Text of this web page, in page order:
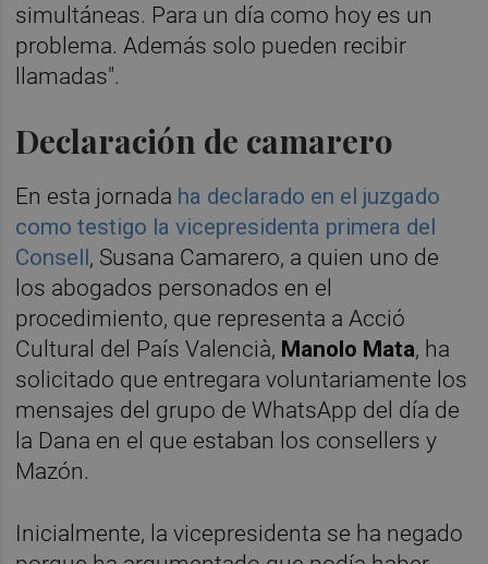
simultáneas. Para un día como hoy es un
problema. Además solo pueden recibir
llamadas".
Declaración de camarero
En esta jornada ha declarado en el juzgado
como testigo la vicepresidenta primera del
Consell, Susana Camarero, a quien uno de
los abogados personados en el
procedimiento, que representa a Acció
Cultural del País Valencià, Manolo Mata, ha
solicitado que entregara voluntariamente los
mensajes del grupo de WhatsApp del día de
la Dana en el que estaban los consellers y
Mazón.
Inicialmente, la vicepresidenta se ha negado